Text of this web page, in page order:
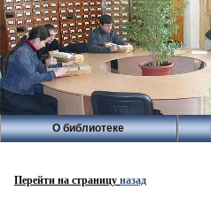
О библиотеке
Перейти на страницу назад